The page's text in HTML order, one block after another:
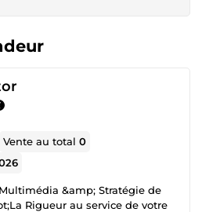
Vente au total0
&amp; Stratégie de
Rigueur au service de votre